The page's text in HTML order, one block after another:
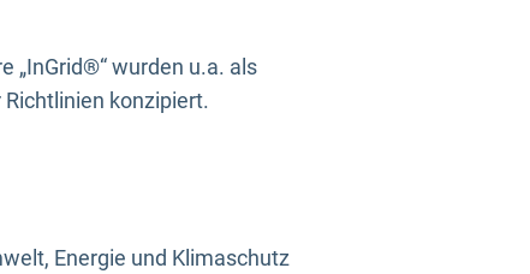
„InGrid®“ wurden u.a. als
konzipiert.
Energie und Klimaschutz